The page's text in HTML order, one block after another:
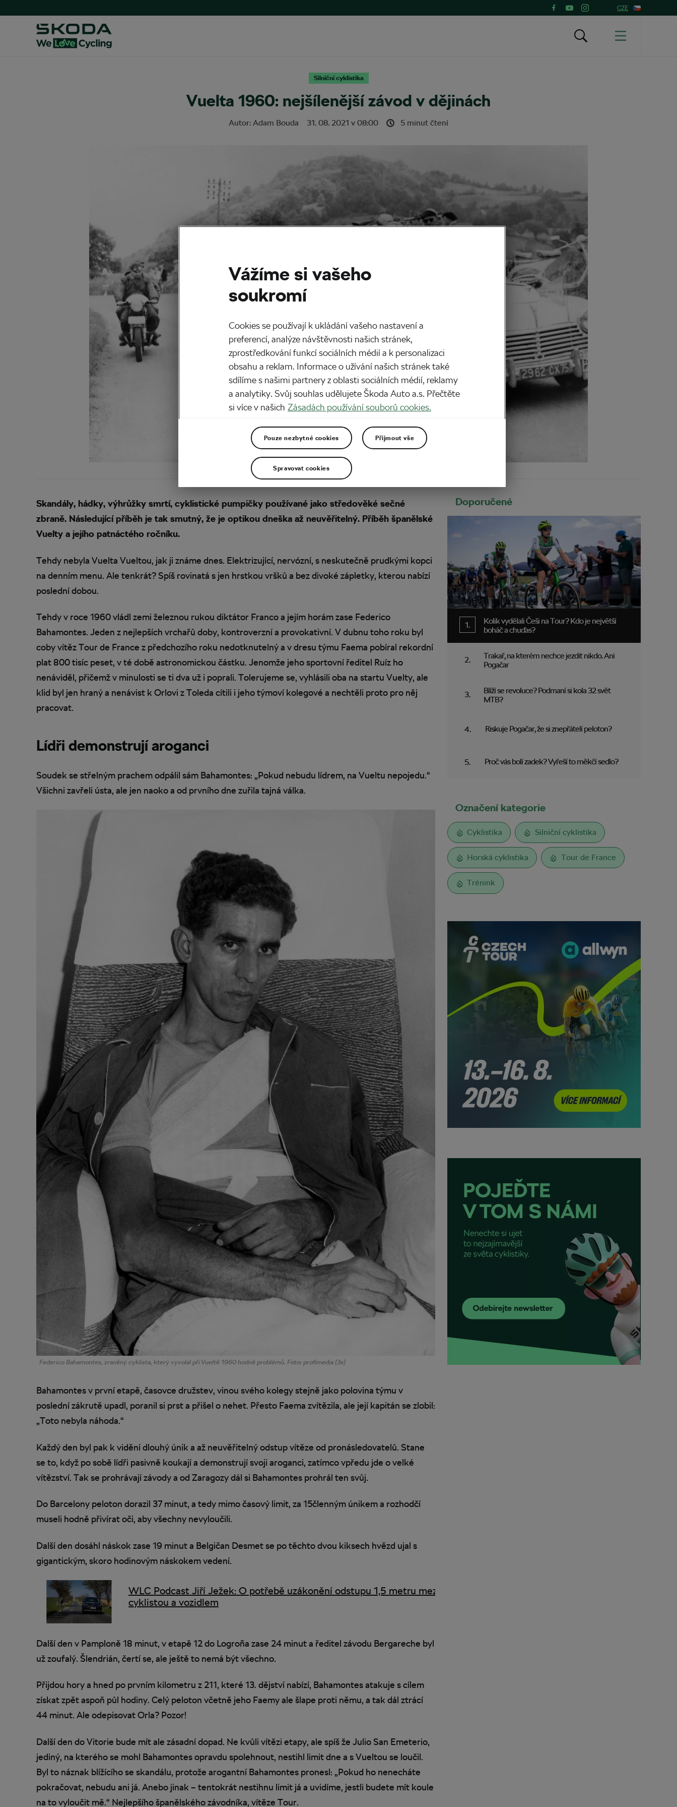
CZE
Silniční cyklistika
Vuelta 1960: nejšílenější závod v dějinách
Autor: Adam Bouda 31. 08. 2021 v 08:00 5 minut čtení
Skandály, hádky, výhrůžky smrtí, cyklistické pumpičky používané jako středověké sečné
zbraně. Následující příběh je tak smutný, že je optikou dneška až neuvěřitelný. Příběh španělské
Vuelty a jejího patnáctého ročníku.
Tehdy nebyla Vuelta Vueltou, jak ji známe dnes. Elektrizující, nervózní, s neskutečně prudkými kopci
na denním menu. Ale tenkrát? Spíš rovinatá s jen hrstkou vršků a bez divoké zápletky, kterou nabízí
poslední dobou.
Tehdy v roce 1960 vládl zemi železnou rukou diktátor Franco a jejím horám zase Federico
Bahamontes. Jeden z nejlepších vrchařů doby, kontroverzní a provokativní. V dubnu toho roku byl
coby vítěz Tour de France z předchozího roku nedotknutelný a v dresu týmu Faema pobíral rekordní
plat 800 tisíc peset, v té době astronomickou částku. Jenomže jeho sportovní ředitel Ruíz ho
nenáviděl, přičemž v minulosti se ti dva už i poprali. Tolerujeme se, vyhlásili oba na startu Vuelty, ale
klid byl jen hraný a nenávist k Orlovi z Toleda cítili i jeho týmoví kolegové a nechtěli proto pro něj
pracovat.
Lídři demonstrují aroganci
Soudek se střelným prachem odpálil sám Bahamontes: „Pokud nebudu lídrem, na Vueltu nepojedu.“
Všichni zavřeli ústa, ale jen naoko a od prvního dne zuřila tajná válka.
Federico Bahamontes, zraněný cyklista, který vyvolal při Vueltě 1960 hodně problémů. Foto: profimedia (3x)
Bahamontes v první etapě, časovce družstev, vinou svého kolegy stejně jako polovina týmu v
poslední zákrutě upadl, poranil si prst a přišel o nehet. Přesto Faema zvítězila, ale její kapitán se zlobil:
„Toto nebyla náhoda.“
Každý den byl pak k vidění dlouhý únik a až neuvěřitelný odstup vítěze od pronásledovatelů. Stane
se to, když po sobě lídři pasivně koukají a demonstrují svoji aroganci, zatímco vpředu jde o velké
vítězství. Tak se prohrávají závody a od Zaragozy dál si Bahamontes prohrál ten svůj.
Do Barcelony peloton dorazil 37 minut, a tedy mimo časový limit, za 15členným únikem a rozhodčí
museli hodně přivírat oči, aby všechny nevyloučili.
Další den dosáhl náskok zase 19 minut a Belgičan Desmet se po těchto dvou kiksech hvězd ujal s
gigantickým, skoro hodinovým náskokem vedení.
WLC Podcast Jiří Ježek: O potřebě uzákonění odstupu 1,5 metru mezi
cyklistou a vozidlem
Další den v Pamploně 18 minut, v etapě 12 do Logroña zase 24 minut a ředitel závodu Bergareche byl
už zoufalý. Šlendrián, čertí se, ale ještě to nemá být všechno.
Přijdou hory a hned po prvním kilometru z 211, které 13. dějství nabízí, Bahamontes atakuje s cílem
získat zpět aspoň půl hodiny. Celý peloton včetně jeho Faemy ale šlape proti němu, a tak dál ztrácí
44 minut. Ale odepisovat Orla? Pozor!
Další den do Vitorie bude mít ale zásadní dopad. Ne kvůli vítězi etapy, ale spíš že Julio San Emeterio,
jediný, na kterého se mohl Bahamontes opravdu spolehnout, nestihl limit dne a s Vueltou se loučil.
Byl to náznak blížícího se skandálu, protože arogantní Bahamontes pronesl: „Pokud ho nenecháte
pokračovat, nebudu ani já. Anebo jinak – tentokrát nestihnu limit já a uvidíme, jestli budete mít koule
na to vyloučit mě.“ Nejlepšího španělského závodníka, vítěze Tour.
Doporučené
Kolik vydělali Češi na Tour? Kdo je největší
boháč a chuďas?
Trakař, na kterém nechce jezdit nikdo. Ani
Pogačar
Blíží se revoluce? Podmaní si kola 32 svět
MTB?
Riskuje Pogačar, že si znepřátelí peloton?
Proč vás bolí zadek? Vyřeší to měkčí sedlo?
Označení kategorie
Cyklistika Silniční cyklistika
Horská cyklistika Tour de France
Trénink
Vážíme si vašeho
soukromí
Cookies se používají k ukládání vašeho nastavení a
preferencí, analýze návštěvnosti našich stránek,
zprostředkování funkcí sociálních médií a k personalizaci
obsahu a reklam. Informace o užívání našich stránek také
sdílíme s našimi partnery z oblasti sociálních médií, reklamy
a analytiky. Svůj souhlas udělujete Škoda Auto a.s. Přečtěte
si více v našich Zásadách používání souborů cookies.
Pouze nezbytné cookies Přijmout vše
Spravovat cookies